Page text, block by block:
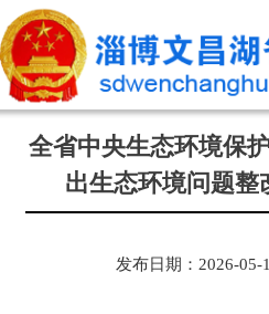
全省中央生态环境保
出生态环境问题整
发布日期：2026-05-